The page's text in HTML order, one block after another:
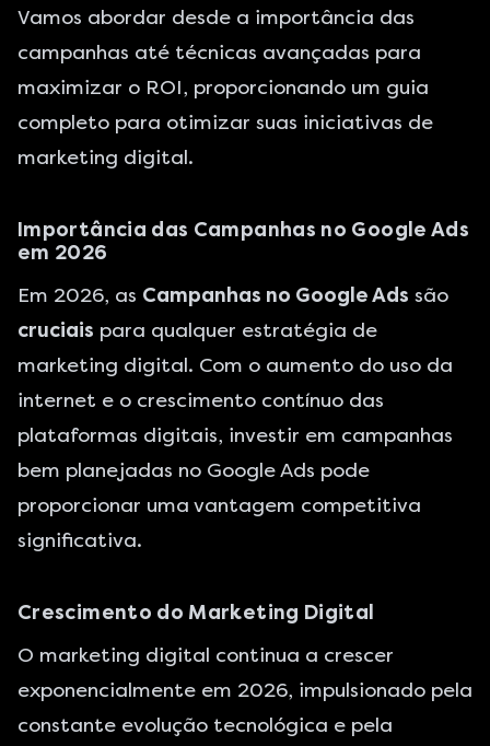
Vamos abordar desde a importância das
campanhas até técnicas avançadas para
maximizar o ROI, proporcionando um guia
completo para otimizar suas iniciativas de
marketing digital.
Importância das Campanhas no Google Ads
em 2026
Em 2026, as Campanhas no Google Ads são
cruciais para qualquer estratégia de
marketing digital. Com o aumento do uso da
internet e o crescimento contínuo das
plataformas digitais, investir em campanhas
bem planejadas no Google Ads pode
proporcionar uma vantagem competitiva
significativa.
Crescimento do Marketing Digital
O marketing digital continua a crescer
exponencialmente em 2026, impulsionado pela
constante evolução tecnológica e pela